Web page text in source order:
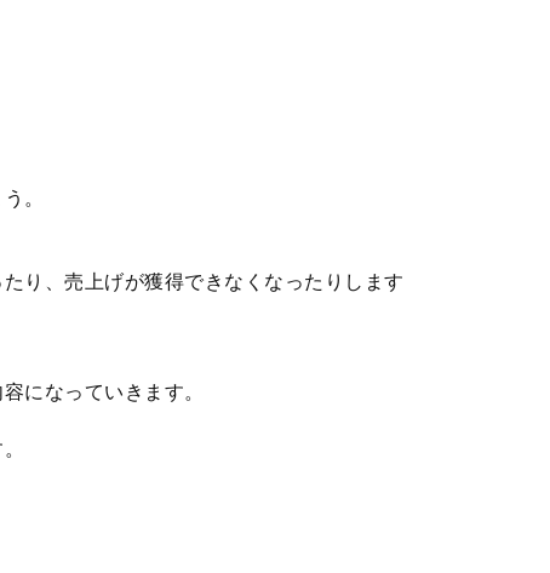
。
り、売上げが獲得できなくなったりします
になっていきます。